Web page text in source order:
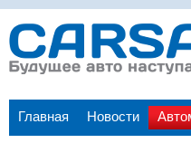
Главная Новости